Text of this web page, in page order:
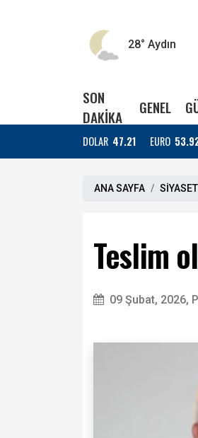
28° Aydın
SON
DAKİKA
GENEL
DOLAR 47.21 EURO
ANA SAYFA SİYASET
Teslim
09 Şubat, 2026,